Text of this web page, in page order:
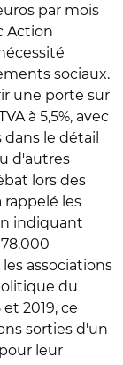
par mois
Action
sociaux.
une porte sur
à 5,5%, avec
le détail
d'autres
lors des
rappelé les
indiquant
associations
du
2019, ce
sorties d'un
leur